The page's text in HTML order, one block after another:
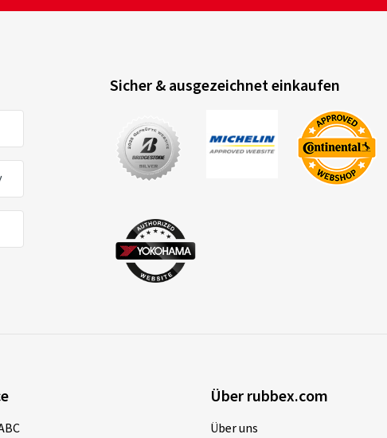
Sicher & ausgezeichnet einkaufen
Über rubbex.com
Über uns